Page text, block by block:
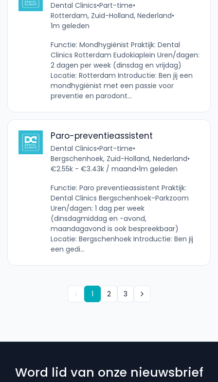
Dental Clinics•Part-time•
Rotterdam, Zuid-Holland, Nederland•
1m geleden
Functie: Mondhygiënist Praktijk: Dental
Clinics Rotterdam Eudokiaplein Uren/dagen:
2 dagen per week (dinsdag en vrijdag)
Locatie: Rotterdam Introductie: Ben jij een
mondhygiënist met een passie voor
preventie en parodont...
Paro-preventieassistent
Dental Clinics•Part-time•
Bergschenhoek, Zuid-Holland, Nederland•
€2.55k - €3.43k / maand•1m geleden
Functie: Paro preventieassistent Praktijk:
Dental Clinics Bergschenhoek-Parkzoom
Uren/dagen: 1 dag per week
(dinsdagmiddag en -avond,
maandagavond is ook bespreekbaar)
Locatie: Bergschenhoek Introductie: Ben jij
een gedi...
1 2 3
Word lid van onze nieuwsbrief